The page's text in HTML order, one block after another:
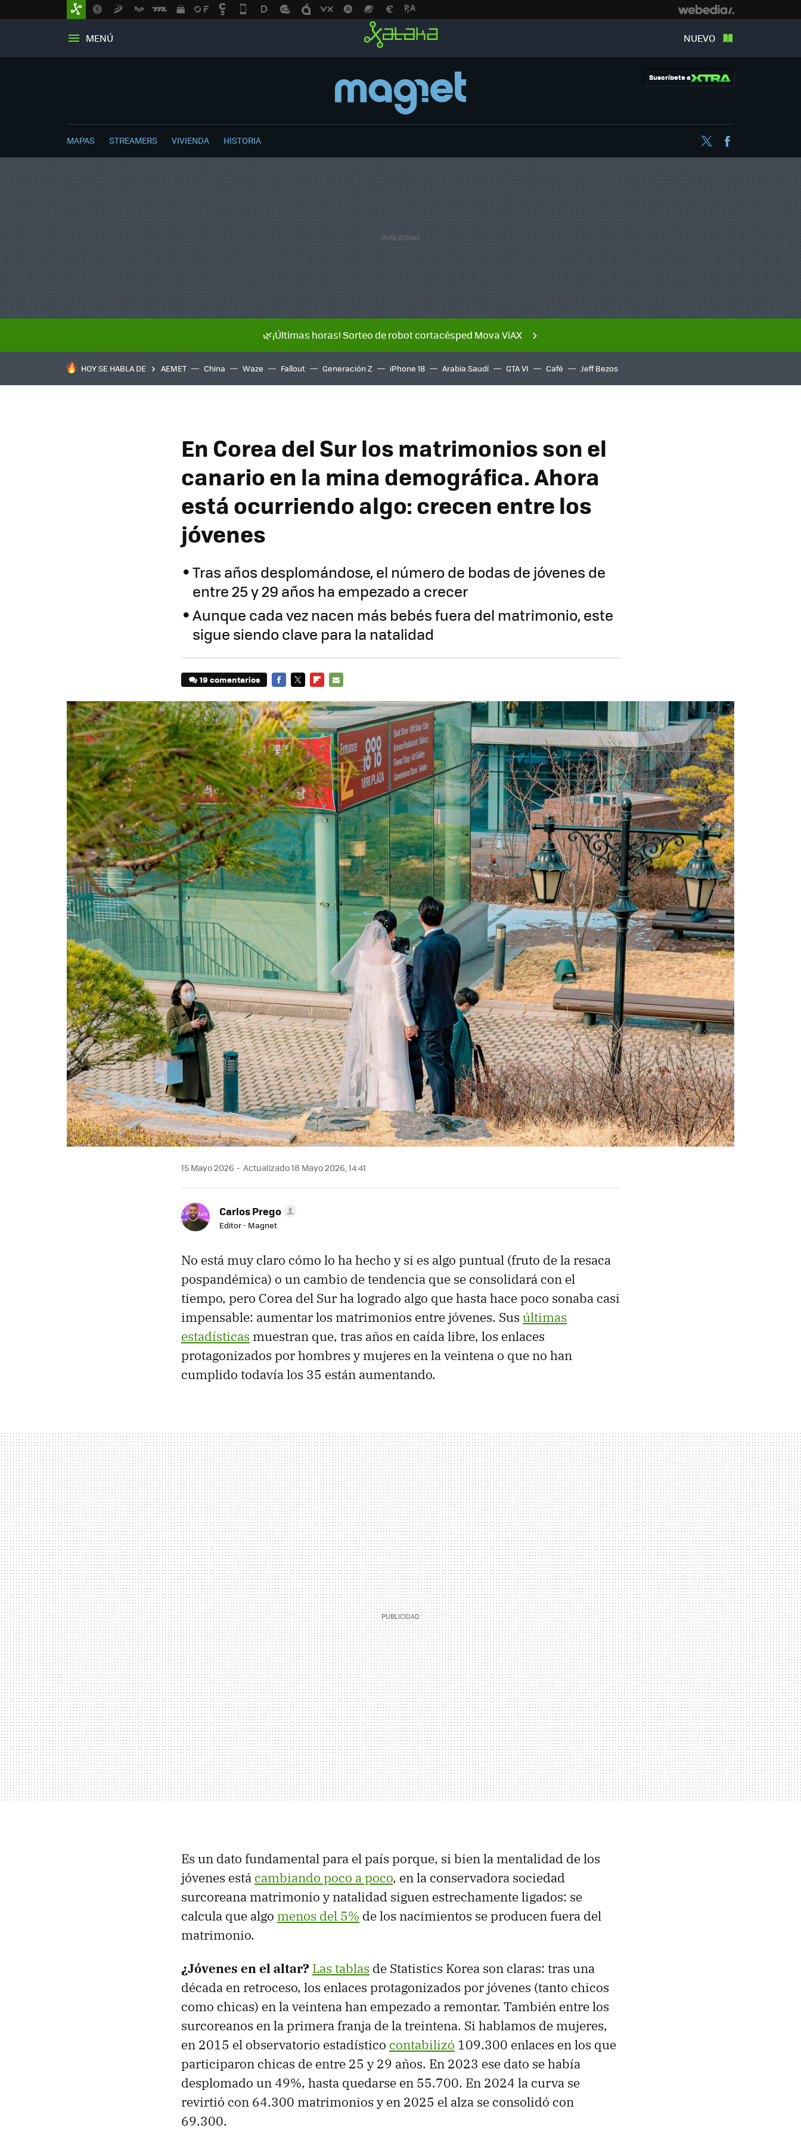
MENÚ NUEVO
Suscríbete a
MAPAS STREAMERS VIVIENDA HISTORIA Twitter
🌿¡Últimas horas! Sorteo de robot cortacésped Mova ViAX
HOY SE HABLA DE AEMET China Waze Fallout Generación Z iPhone 18 Arabia Saudí GTA VI Café Jeff Bezos
En Corea del Sur los matrimonios son el
canario en la mina demográfica. Ahora
está ocurriendo algo: crecen entre los
jóvenes
Tras años desplomándose, el número de bodas de jóvenes de
entre 25 y 29 años ha empezado a crecer
Aunque cada vez nacen más bebés fuera del matrimonio, este
sigue siendo clave para la natalidad
19 comentarios
MAIL
15 Mayo 2026 Actualizado 18 Mayo 2026, 14:41
Carlos Prego
Editor - Magnet
No está muy claro cómo lo ha hecho y si es algo puntual (fruto de la resaca
pospandémica) o un cambio de tendencia que se consolidará con el
tiempo, pero Corea del Sur ha logrado algo que hasta hace poco sonaba casi
impensable: aumentar los matrimonios entre jóvenes. Sus últimas
estadísticas muestran que, tras años en caída libre, los enlaces
protagonizados por hombres y mujeres en la veintena o que no han
cumplido todavía los 35 están aumentando.
Es un dato fundamental para el país porque, si bien la mentalidad de los
jóvenes está cambiando poco a poco, en la conservadora sociedad
surcoreana matrimonio y natalidad siguen estrechamente ligados: se
calcula que algo menos del 5% de los nacimientos se producen fuera del
matrimonio.
¿Jóvenes en el altar? Las tablas de Statistics Korea son claras: tras una
década en retroceso, los enlaces protagonizados por jóvenes (tanto chicos
como chicas) en la veintena han empezado a remontar. También entre los
surcoreanos en la primera franja de la treintena. Si hablamos de mujeres,
en 2015 el observatorio estadístico contabilizó 109.300 enlaces en los que
participaron chicas de entre 25 y 29 años. En 2023 ese dato se había
desplomado un 49%, hasta quedarse en 55.700. En 2024 la curva se
revirtió con 64.300 matrimonios y en 2025 el alza se consolidó con
69.300.